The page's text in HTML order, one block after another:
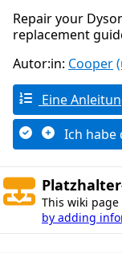
Repair your
replacement
Autor:in: Cooper
Eine
Ich habe
This wiki page
by adding